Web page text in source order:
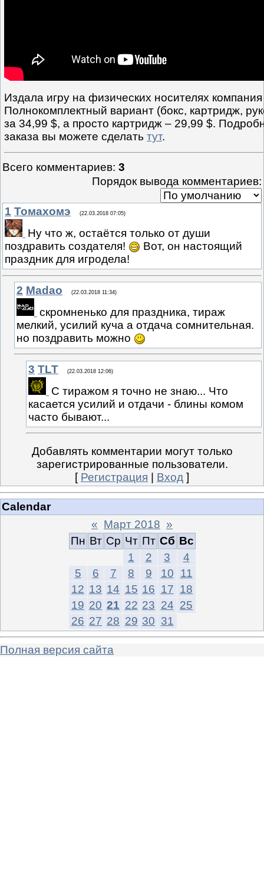
Издала игру на физических носителях
Полнокомплектный вариант (бокс, картридж,
за 34,99 $, а просто картридж – 29,99 $.
заказа вы можете сделать тут.
Всего комментариев: 3
Порядок вывода комментариев:
1 Томахомэ (22.03.2018 07:05)
Ну что ж, остаётся только от души
поздравить создателя!
Вот, он настоящий
праздник для игродела!
2 Madao (22.03.2018 11:34)
скромненько для праздника, тираж
мелкий, усилий куча а отдача сомнительная.
но поздравить можно
3 TLT (22.03.2018 12:06)
С тиражом я точно не знаю... Что
касается усилий и отдачи - блины комом
часто бывают...
Добавлять комментарии могут только
зарегистрированные пользователи.
[ Регистрация Вход ]
Calendar
« Март 2018 »
Пн Вт Ср Чт Пт Сб Вс
1
2 3
4
5
6 7 8 9 10
11
12 13 14 15 16 17 18
19 20 21 22 23 24 25
26 27 28 29 30 31
Полная версия сайта